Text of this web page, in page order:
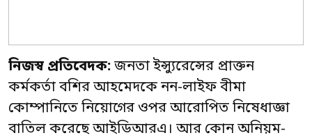
নিজস্ব প্রতিবেদক:জনতা ইন্স্যুরেন্সের প্রাক্তন
কর্মকর্তা বশির আহমেদকে নন-লাইফ বীমা
কোম্পানিতে নিয়োগের ওপর আরোপিত নিষেধাজ্ঞা
বাতিল করেছে আইডিআরএ। আর কোন অনিয়ম-